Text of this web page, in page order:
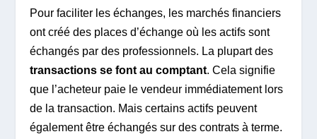
Pour faciliter les échanges, les marchés financiers
ont créé des places d’échange où les actifs sont
échangés par des professionnels. La plupart des
transactions se font au comptant. Cela signifie
que l’acheteur paie le vendeur immédiatement lors
de la transaction. Mais certains actifs peuvent
également être échangés sur des contrats à terme.